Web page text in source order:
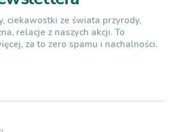
ciekawostki ze świata przyrody,
relacje z naszych akcji. To
za to zero spamu i nachalności.